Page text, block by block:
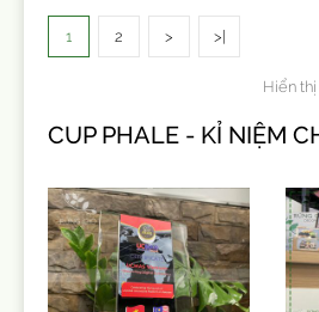
1 2 > >|
Hiển
CUP PHALE - KỈ NIỆM